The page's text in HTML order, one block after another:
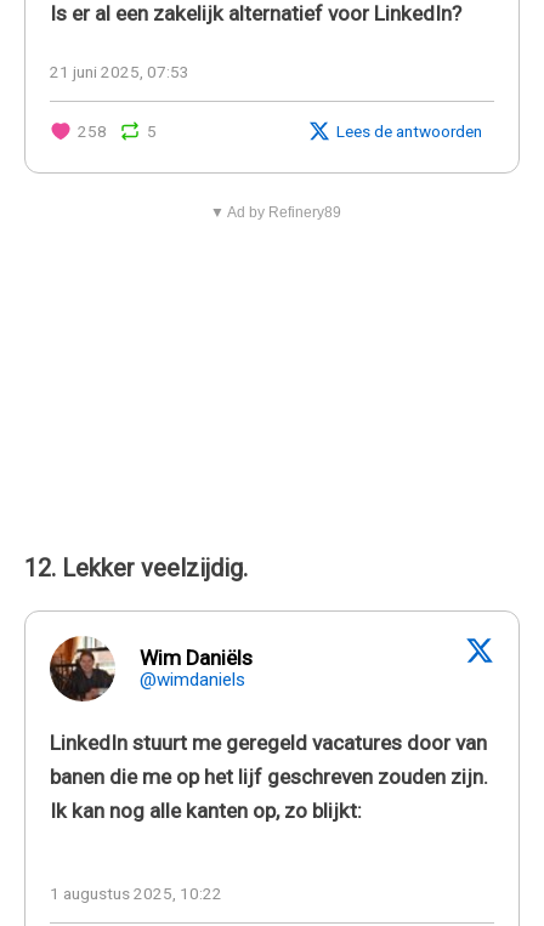
Is er al een zakelijk alternatief voor LinkedIn?
21 juni 2025, 07:53
258 5 Lees de antwoorden
▼ Ad by Refinery89
12. Lekker veelzijdig.
Wim Daniëls
@wimdaniels
LinkedIn stuurt me geregeld vacatures door van
banen die me op het lijf geschreven zouden zijn.
Ik kan nog alle kanten op, zo blijkt:
1 augustus 2025, 10:22